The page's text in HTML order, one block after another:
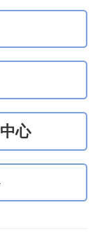
心